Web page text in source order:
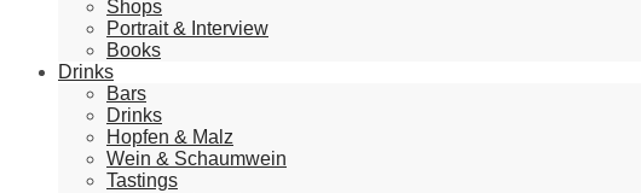
Shops
Portrait & Interview
Books
Drinks
Bars
Drinks
Hopfen & Malz
Wein & Schaumwein
Tastings